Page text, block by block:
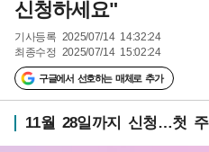
신청하세요"
기사등록 2025/07/14 14:32:24
최종수정 2025/07/14 15:02:24
구글에서 선호하는 매체로 추가
11월 28일까지 신청…첫